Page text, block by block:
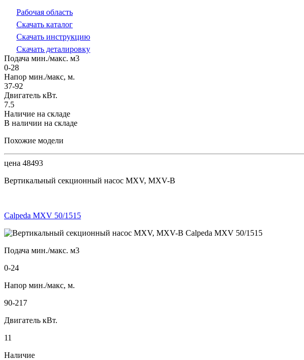
Рабочая область
Скачать каталог
Скачать инструкцию
Скачать деталировку
Подача мин./макс. м3
0-28
Напор мин./макс, м.
37-92
Двигатель кВт.
7.5
Наличие на складе
В наличии на складе
Похожие модели
цена 48493
Вертикальный секционный насос MXV, MXV-B
Calpeda MXV 50/1515
Подача мин./макс. м3
0-24
Напор мин./макс, м.
90-217
Двигатель кВт.
11
Наличие